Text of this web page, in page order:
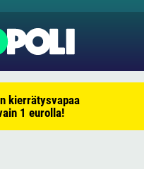
kierrätysvapaa
1 eurolla!